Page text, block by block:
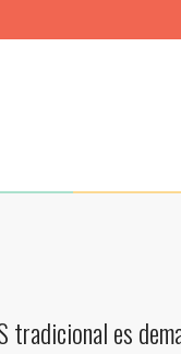
tradicional es